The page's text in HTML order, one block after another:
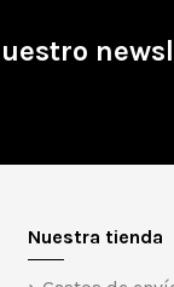
Nuestra tienda